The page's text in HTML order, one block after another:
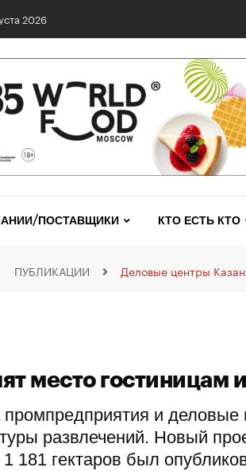
2026
ПОСТАВЩИКИ КТО ЕСТЬ КТО
ПУБЛИКАЦИИ Деловые центры
место гостиницам
и
развлечений. Новый
181 гектаров был